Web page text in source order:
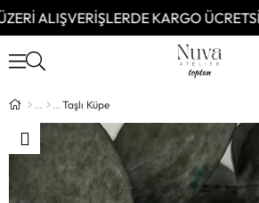
ALIŞVERİŞLERDE KARGO ÜCRETSİZ
Taşlı Küpe